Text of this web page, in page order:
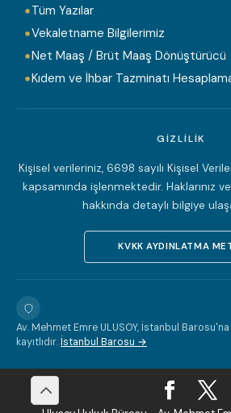
Tüm Yazılar
Vekaletname Bilgilerimiz
Net Maaş / Brüt Maaş Dönüştürücü
Kıdem ve İhbar Tazminatı
GIZLILIK
Kişisel verileriniz, 6698 sayılı Kişisel
kapsamında işlenmektedir. Haklarınız
hakkında detaylı bilgiye
KVKK AYDINLATMA
Av. Mehmet Emre ULUSOY, İstanbul Barosu'na
kayıtlıdır.İstanbul Barosu →